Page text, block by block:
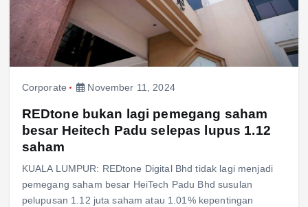
Corporate November 11, 2024
REDtone bukan lagi pemegang saham
besar Heitech Padu selepas lupus 1.12
saham
KUALA LUMPUR: REDtone Digital Bhd tidak lagi menjadi
pemegang saham besar HeiTech Padu Bhd susulan
pelupusan 1.12 juta saham atau 1.01% kepentingan